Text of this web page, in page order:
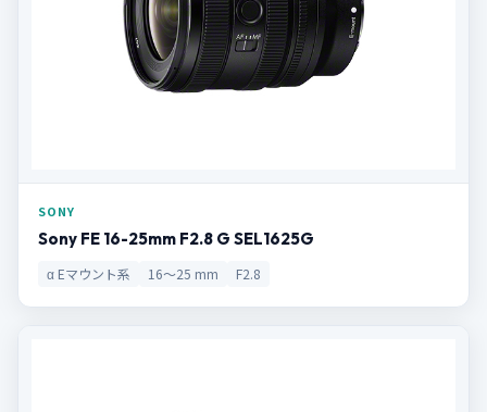
SONY
Sony FE 16-25mm F2.8 G SEL1625G
α Eマウント系 16～25 mm F2.8